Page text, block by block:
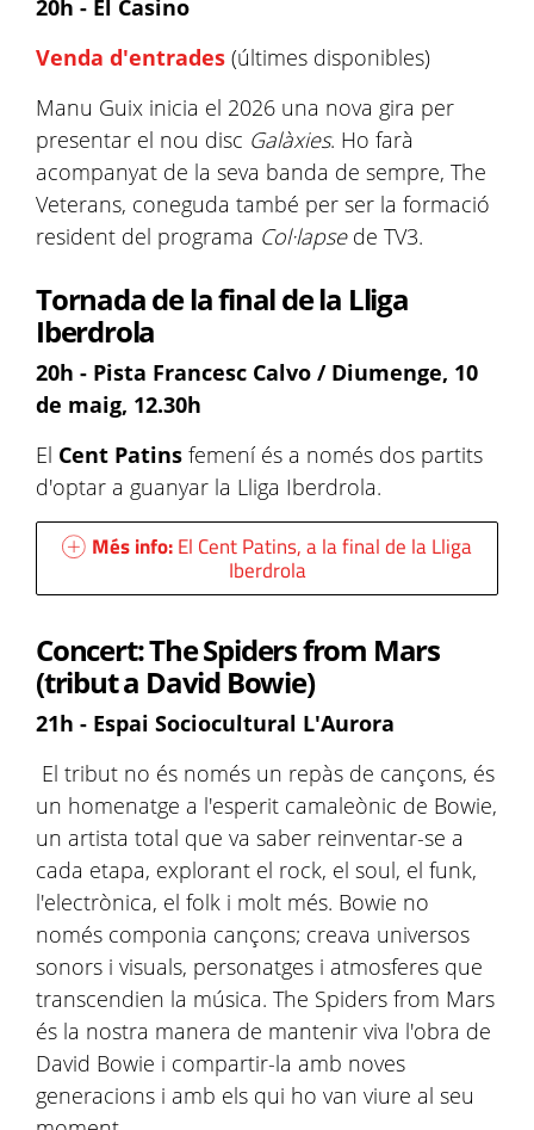
20h - El Casino
Venda d'entrades (últimes disponibles)
Manu Guix inicia el 2026 una nova gira per
presentar el nou disc Galàxies. Ho farà
acompanyat de la seva banda de sempre, The
Veterans, coneguda també per ser la formació
resident del programa Col·lapsede TV3.
Tornada de la final de la Lliga
Iberdrola
20h - Pista Francesc Calvo / Diumenge, 10
de maig, 12.30h
El Cent Patins femení és a només dos partits
d'optar a guanyar la Lliga Iberdrola.
Més info:El Cent Patins, a la final de la Lliga
Iberdrola
Concert: The Spiders from Mars
(tribut a David Bowie)
21h - Espai Sociocultural L'Aurora
El tribut no és només un repàs de cançons, és
un homenatge a l'esperit camaleònic de Bowie,
un artista total que va saber reinventar-se a
cada etapa, explorant el rock, el soul, el funk,
l'electrònica, el folk i molt més. Bowie no
només componia cançons; creava universos
sonors i visuals, personatges i atmosferes que
transcendien la música. The Spiders from Mars
és la nostra manera de mantenir viva l'obra de
David Bowie i compartir-la amb noves
generacions i amb els qui ho van viure al seu